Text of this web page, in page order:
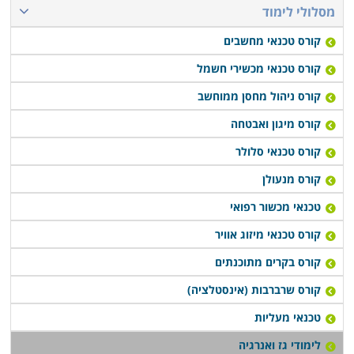
דולף חלילה לאוויר הפתוח. כל עוד מתבצעים כל התהליכים
במקצועיות, גורמת אנרגיית הגז לנזק סביבתי נמוך בהרבה
מקודמותיה, ופולטת פחות מזהמים וגזי חממה.
המעבר לשימוש בגז טבעי זוכה לעידוד פעיל מצד המדינה
משום יתרונותיו הרבים. כאמור ההסבה תורמת להפחתת
זיהום האוויר והסביבה, אך חשוב מכך, מעניקה יתרונות רבים
למשק ככלל ולצרכן הפרטי והמוסדי בפרט; היא מאפשרת
הוזלה של ייצור החשמל, ובכך מסייעת רבות בהוזלת עלויות
מוצרים תעשייתיים, ובכך לקידום הייצוא והגברת התחרות
במשק. לשגת מטרות חשובות אלו, נבנות תשתיות לטיפול,
הולכה וחלוקה של הגז הטבעי, על מנת שיהיה כדאי וזמין
לשימוש על ידי כל גורם שיוכל להפיק תועלת כלכלית מאותו
משאב, החל מנקודת ההפקה באסדות הקידוח הימיות, ועד
הולכה בלחץ נמוך לכל נקודת חלוקה מתבקשת ברחבי
המדינה. תשתית חדשה זו דורשת פעילות ובקרה הדוקה,
מסלולי לימוד
קורס טכנאי מחשבים
קורס טכנאי מכשירי חשמל
קורס ניהול מחסן ממוחשב
קורס מיגון ואבטחה
קורס טכנאי סלולר
קורס מנעולן
טכנאי מכשור רפואי
קורס טכנאי מיזוג אוויר
קורס בקרים מתוכנתים
קורס שרברבות (אינסטלציה)
טכנאי מעליות
לימודי גז ואנרגיה